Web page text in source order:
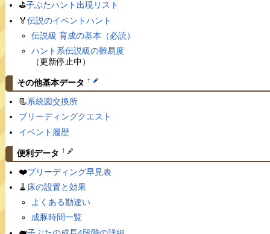
⛳️子ぶたハント出現リスト
🏅伝説のイベントハント
伝説級 育成の基本（必読）
ハント系伝説級の難易度
（更新停止中）
その他基本データ †
📃系統図交換所
ブリーディングクエスト
イベント履歴
便利データ †
❤️ブリーディング早見表
🧹 床の設置と効果
よくある勘違い
成豚時間一覧